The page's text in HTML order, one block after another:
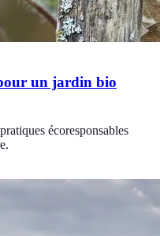
un jardin bio
écoresponsables